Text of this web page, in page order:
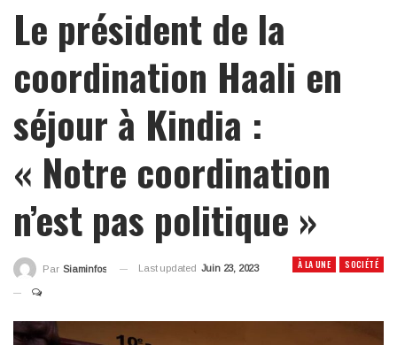
Le président de la
coordination Haali en
séjour à Kindia :
« Notre coordination
n’est pas politique »
À LA UNE SOCIÉTÉ
Par Siaminfos Last updated Juin 23, 2023